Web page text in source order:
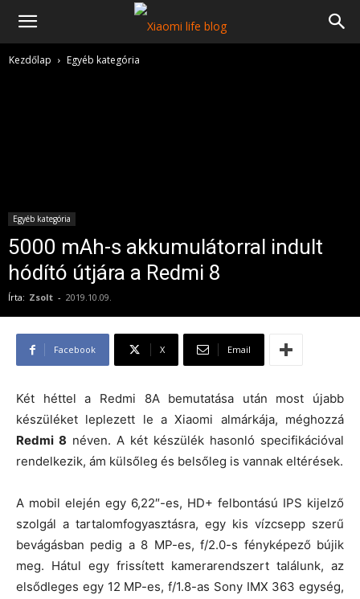
Kezdőlap Egyéb kategória
Egyéb kategória
5000 mAh-s akkumulátorral indult
hódító útjára a Redmi 8
Írta: Zsolt - 2019.10.09.
Facebook X Email
Két héttel a Redmi 8A bemutatása után most újabb
készüléket leplezett le a Xiaomi almárkája, méghozzá
Redmi 8 néven. A két készülék hasonló specifikációval
rendelkezik, ám külsőleg és belsőleg is vannak eltérések.
A mobil elején egy 6,22″-es, HD+ felbontású IPS kijelző
szolgál a tartalomfogyasztásra, egy kis vízcsepp szerű
bevágásban pedig a 8 MP-es, f/2.0-s fényképező bújik
meg. Hátul egy frissített kamerarendszert találunk, az
elsődleges egy 12 MP-es, f/1.8-as Sony IMX 363 egység,